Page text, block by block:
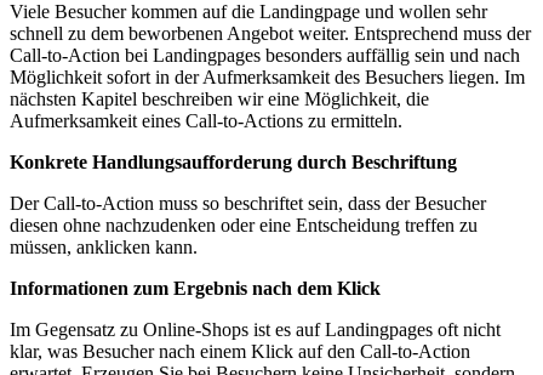
Viele Besucher kommen auf die Landingpage und wollen sehr
schnell zu dem beworbenen Angebot weiter. Entsprechend muss der
Call-to-Action bei Landingpages besonders auffällig sein und nach
Möglichkeit sofort in der Aufmerksamkeit des Besuchers liegen. Im
nächsten Kapitel beschreiben wir eine Möglichkeit, die
Aufmerksamkeit eines Call-to-Actions zu ermitteln.
Konkrete Handlungsaufforderung durch Beschriftung
Der Call-to-Action muss so beschriftet sein, dass der Besucher
diesen ohne nachzudenken oder eine Entscheidung treffen zu
müssen, anklicken kann.
Informationen zum Ergebnis nach dem Klick
Im Gegensatz zu Online-Shops ist es auf Landingpages oft nicht
klar, was Besucher nach einem Klick auf den Call-to-Action